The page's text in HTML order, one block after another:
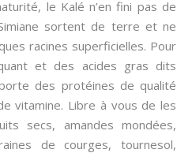
le Kalé n’en fini pas de
sortent de terre et ne
racines superficielles. Pour
et des acides gras dits
des protéines de qualité
vitamine. Libre à vous de les
secs, amandes mondées,
de courges, tournesol,